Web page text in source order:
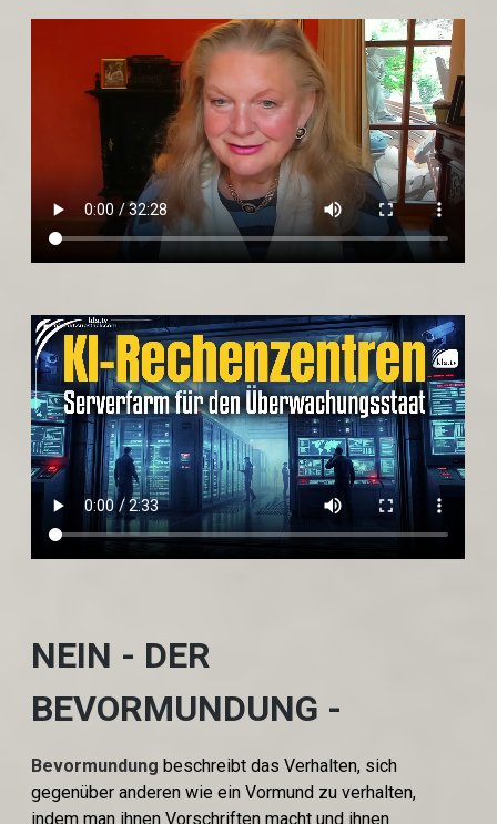
NEIN - DER
BEVORMUNDUNG -
Bevormundung beschreibt das Verhalten, sich
gegenüber anderen wie ein Vormund zu verhalten,
indem man ihnen Vorschriften macht und ihnen